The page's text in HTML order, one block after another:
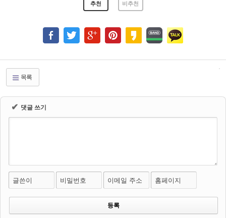
추천 비추천
목록
✔ 댓글 쓰기
글쓴이 비밀번호 이메일 주소 홈페이지